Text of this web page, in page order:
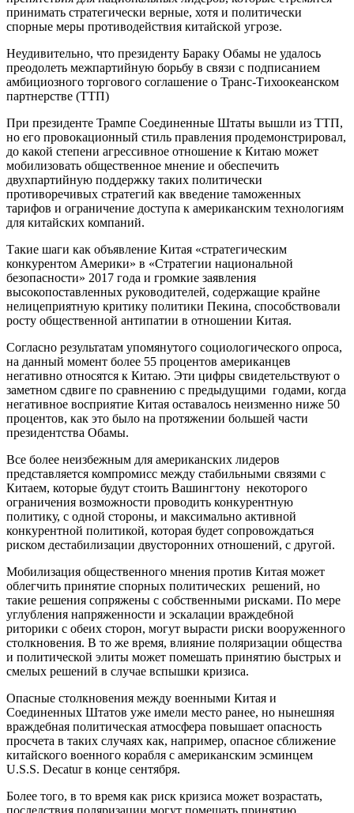
принимать стратегически верные, хотя и политически
спорные меры противодействия китайской угрозе.
Неудивительно, что президенту Бараку Обамы не удалось
преодолеть межпартийную борьбу в связи с подписанием
амбициозного торгового соглашение о Транс-Тихоокеанском
партнерстве (ТТП)
При президенте Трампе Соединенные Штаты вышли из ТТП,
но его провокационный стиль правления продемонстрировал,
до какой степени агрессивное отношение к Китаю может
мобилизовать общественное мнение и обеспечить
двухпартийную поддержку таких политически
противоречивых стратегий как введение таможенных
тарифов и ограничение доступа к американским технологиям
для китайских компаний.
Такие шаги как объявление Китая «стратегическим
конкурентом Америки» в «Стратегии национальной
безопасности» 2017 года и громкие заявления
высокопоставленных руководителей, содержащие крайне
нелицеприятную критику политики Пекина, способствовали
росту общественной антипатии в отношении Китая.
Согласно результатам упомянутого социологического опроса,
на данный момент более 55 процентов американцев
негативно относятся к Китаю. Эти цифры свидетельствуют о
заметном сдвиге по сравнению с предыдущими годами, когда
негативное восприятие Китая оставалось неизменно ниже 50
процентов, как это было на протяжении большей части
президентства Обамы.
Все более неизбежным для американских лидеров
представляется компромисс между стабильными связями с
Китаем, которые будут стоить Вашингтону некоторого
ограничения возможности проводить конкурентную
политику, с одной стороны, и максимально активной
конкурентной политикой, которая будет сопровождаться
риском дестабилизации двусторонних отношений, с другой.
Мобилизация общественного мнения против Китая может
облегчить принятие спорных политических решений, но
такие решения сопряжены с собственными рисками. По мере
углубления напряженности и эскалации враждебной
риторики с обеих сторон, могут вырасти риски вооруженного
столкновения. В то же время, влияние поляризации общества
и политической элиты может помешать принятию быстрых и
смелых решений в случае вспышки кризиса.
Опасные столкновения между военными Китая и
Соединенных Штатов уже имели место ранее, но нынешняя
враждебная политическая атмосфера повышает опасность
просчета в таких случаях как, например, опасное сближение
китайского военного корабля с американским эсминцем
U.S.S. Decatur в конце сентября.
Более того, в то время как риск кризиса может возрастать,
последствия поляризации могут помешать принятию